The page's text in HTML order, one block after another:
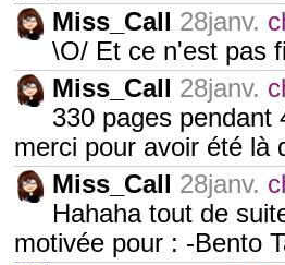
Miss_Call 28janv.
\O/ Et ce n'est pas
Miss_Call 28janv.
330 pages pendant
merci pour avoir été là
Miss_Call 28janv.
Hahaha tout de
motivée pour : -Bento